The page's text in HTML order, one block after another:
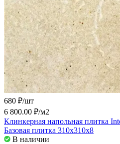
680 ₽/шт
6 800.00 ₽/м2
Клинкерная напольная плитка
Базовая плитка 310x310x8
В наличии